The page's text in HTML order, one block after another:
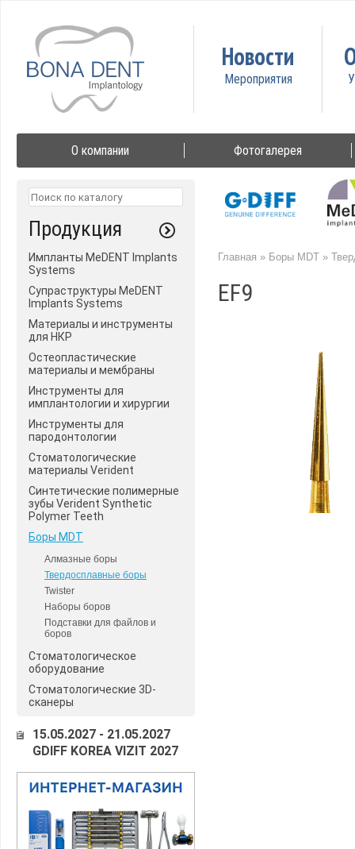
Новости
О компании Фотогалерея
Продукция
Импланты MeDENT Implants
Systems
Супраструктуры MeDENT
Implants Systems
Материалы и инструменты
для НКР
Остеопластические
материалы и мембраны
Инструменты для
имплантологии и хирургии
Инструменты для
пародонтологии
Стоматологические
материалы Verident
Синтетические полимерные
зубы Verident Synthetic
Polymer Teeth
Боры MDT
Алмазные боры
Твердосплавные боры
Twister
Наборы боров
Подставки для файлов и
боров
Стоматологическое
оборудование
Стоматологические 3D-
сканеры
15.05.2027 - 21.05.2027
GDIFF KOREA VIZIT 2027
Главная » Боры MDT »
EF9